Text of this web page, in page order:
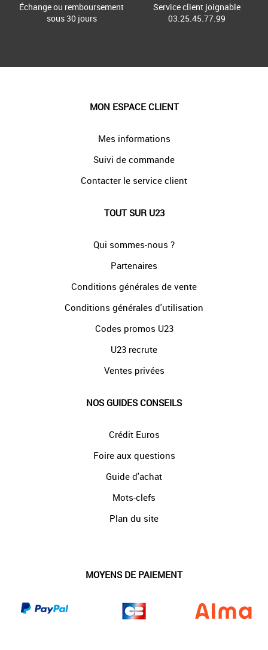
Échange ou remboursement
sous 30 jours
Service client joignable
03.25.45.77.99
MON ESPACE CLIENT
Mes informations
Suivi de commande
Contacter le service client
TOUT SUR U23
Qui sommes-nous ?
Partenaires
Conditions générales de vente
Conditions générales d'utilisation
Codes promos U23
U23 recrute
Ventes privées
NOS GUIDES CONSEILS
Crédit Euros
Foire aux questions
Guide d'achat
Mots-clefs
Plan du site
MOYENS DE PAIEMENT